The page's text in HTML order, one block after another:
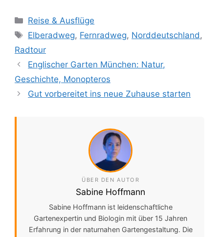
Kategorien
Reise & Ausflüge
Schlagwörter
Elberadweg, Fernradweg, Norddeutschland ,
Radtour
Englischer Garten München: Natur,
Geschichte, Monopteros
Gut vorbereitet ins neue Zuhause starten
ÜBER DEN AUTOR
Sabine Hoffmann
Sabine Hoffmann ist leidenschaftliche
Gartenexpertin und Biologin mit über 15 Jahren
Erfahrung in der naturnahen Gartengestaltung. Die